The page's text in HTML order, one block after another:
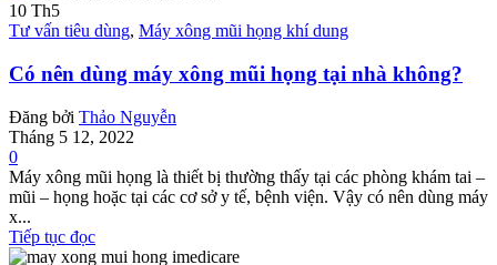
10 Th5
Tư vấn tiêu dùng, Máy xông mũi họng khí dung
Có nên dùng máy xông mũi họng tại nhà không?
Đăng bởi Thảo Nguyễn
Tháng 5 12, 2022
0
Máy xông mũi họng là thiết bị thường thấy tại các phòng khám tai –
mũi – họng hoặc tại các cơ sở y tế, bệnh viện. Vậy có nên dùng máy
x...
Tiếp tục đọc